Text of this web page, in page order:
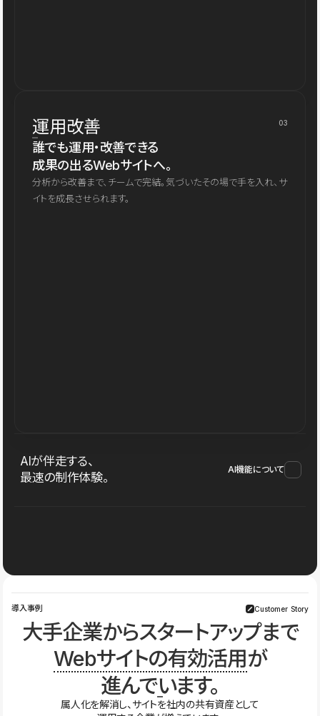
運用改善 03
誰でも運用・改善できる
成果の出るWebサイトへ。
分析から改善まで、チームで完結。気づいたその場で手を入れ、サ
イトを成長させられます。
AIが伴走する、
最速の制作体験。
AI機能について
導入事例 Customer Story
大手企業からスタートアップまで
Webサイトの有効活用が
進んでいます。
属人化を解消し、サイトを社内の共有資産として